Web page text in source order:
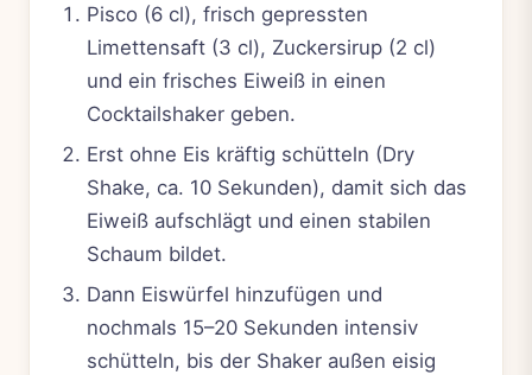
Pisco (6 cl), frisch gepressten
Limettensaft (3 cl), Zuckersirup (2 cl)
und ein frisches Eiweiß in einen
Cocktailshaker geben.
Erst ohne Eis kräftig schütteln (Dry
Shake, ca. 10 Sekunden), damit sich das
Eiweiß aufschlägt und einen stabilen
Schaum bildet.
Dann Eiswürfel hinzufügen und
nochmals 15–20 Sekunden intensiv
schütteln, bis der Shaker außen eisig